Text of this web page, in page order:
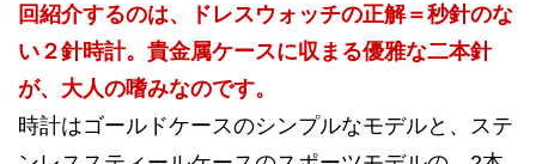
回紹介するのは、ドレスウォッチの正解＝秒針のな
い２針時計。貴金属ケースに収まる優雅な二本針
が、大人の嗜みなのです。
時計はゴールドケースのシンプルなモデルと、ステ